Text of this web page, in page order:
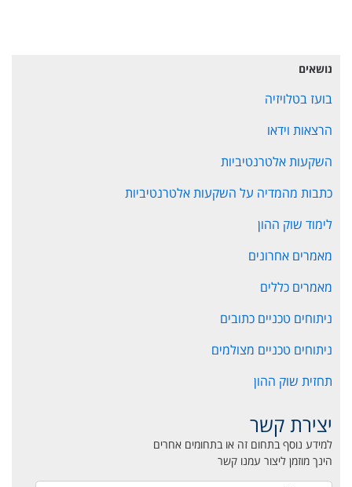
נושאים
בועז בטלויזיה
הרצאות וידאו
השקעות אלטרנטיביות
כתבות מהמדיה על השקעות אלטרנטיביות
לימוד שוק ההון
מאמרים אחרונים
מאמרים כללים
ניתוחים טכניים כתובים
ניתוחים טכניים מצולמים
תחזית שוק ההון
יצירת קשר
למידע נוסף בתחום זה או בתחומים אחרים
הינך מוזמן ליצור עמנו קשר